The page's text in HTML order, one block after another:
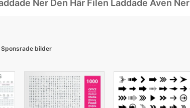
Ner Den Här Filen Laddade Även Ner
Sponsrade bilder